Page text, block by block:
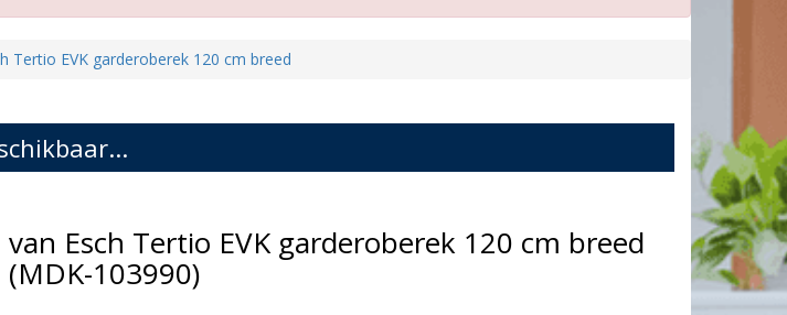
Tertio EVK garderoberek 120 cm breed
van Esch Tertio EVK garderoberek 120 cm breed
(MDK-103990)